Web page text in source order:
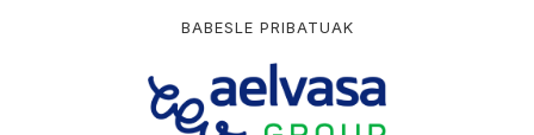
BABESLE PRIBATUAK